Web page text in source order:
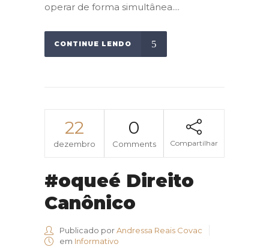
operar de forma simultânea....
CONTINUE LENDO
22
dezembro
0
Comments Compartilhar
#oqueé Direito
Canônico
Publicado porAndressa Reais Covac
em Informativo